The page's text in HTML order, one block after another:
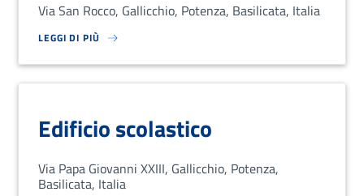
Via San Rocco, Gallicchio, Potenza, Basilicata, Italia
LEGGI DI PIÙ
SU LOREM IPSUM DOLOR SIT AMET, CONSECTETUR ADIPISCING
Edificio scolastico
Via Papa Giovanni XXIII, Gallicchio, Potenza,
Basilicata, Italia